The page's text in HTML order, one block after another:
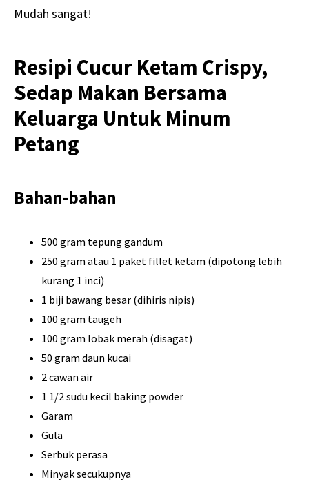
Mudah sangat!
Resipi Cucur Ketam Crispy,
Sedap Makan Bersama
Keluarga Untuk Minum
Petang
Bahan-bahan
500 gram tepung gandum
250 gram atau 1 paket fillet ketam (dipotong lebih
kurang 1 inci)
1 biji bawang besar (dihiris nipis)
100 gram taugeh
100 gram lobak merah (disagat)
50 gram daun kucai
2 cawan air
1 1/2 sudu kecil baking powder
Garam
Gula
Serbuk perasa
Minyak secukupnya